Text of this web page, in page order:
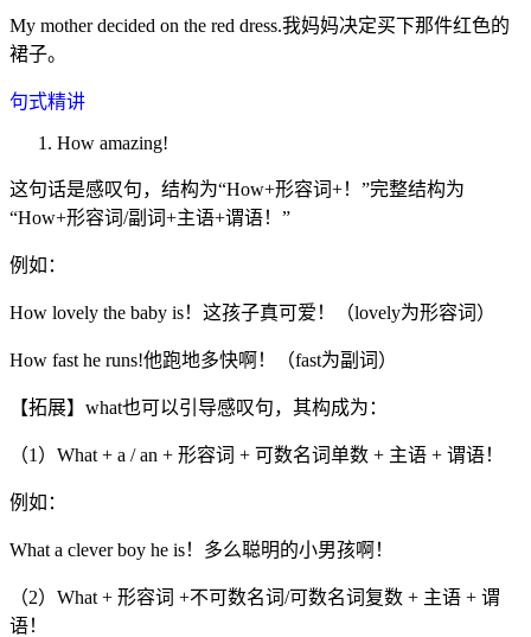
My mother decided on the red dress.我妈妈决定买下那件红色的
裙子。
句式精讲
How amazing!
这句话是感叹句，结构为“How+形容词+！”完整结构为
“How+形容词/副词+主语+谓语！”
例如：
How lovely the baby is！这孩子真可爱！（lovely为形容词）
How fast he runs!他跑地多快啊！（fast为副词）
【拓展】what也可以引导感叹句，其构成为：
（1）What + a / an + 形容词 + 可数名词单数 + 主语 + 谓语！
例如：
What a clever boy he is！多么聪明的小男孩啊！
（2）What + 形容词 +不可数名词/可数名词复数 + 主语 + 谓
语！